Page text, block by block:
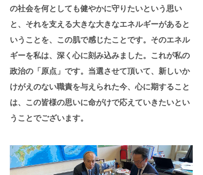
の社会を何としても健やかに守りたいという思い
と、それを支える大きな大きなエネルギーがあると
いうことを、この肌で感じたことです。そのエネル
ギーを私は、深く心に刻み込みました。これが私の
政治の「原点」です。当選させて頂いて、新しいか
けがえのない職責を与えられた今、心に期すること
は、この皆様の思いに命がけで応えていきたいとい
うことでございます。